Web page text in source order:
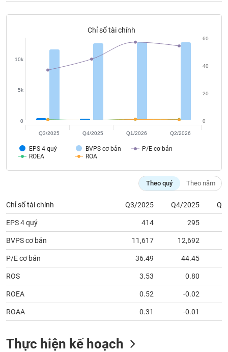
Chỉ số tài chính
EPS 4 quý BVPS cơ bản
P/E cơ bản
ROEA
ROA
0
5k
10k
0
20
40
60
Q3/2025 Q4/2025 Q1/2026 Q2/2026
Theo quý Theo năm
Chỉ số tài chính Q3/2025 Q4/2025
EPS 4 quý 414 295
BVPS cơ bản 11,617 12,692
P/E cơ bản 36.49 44.45
ROS 3.53 0.80
ROEA 0.52 -0.02
ROAA 0.31 -0.01
Thực hiện kế hoạch
tư
liệu